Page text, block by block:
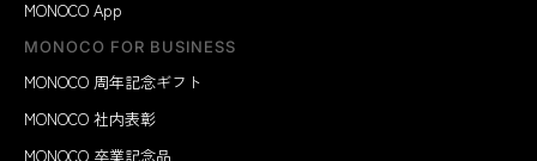
MONOCO App
MONOCO FOR BUSINESS
MONOCO 周年記念ギフト
MONOCO 社内表彰
MONOCO 卒業記念品